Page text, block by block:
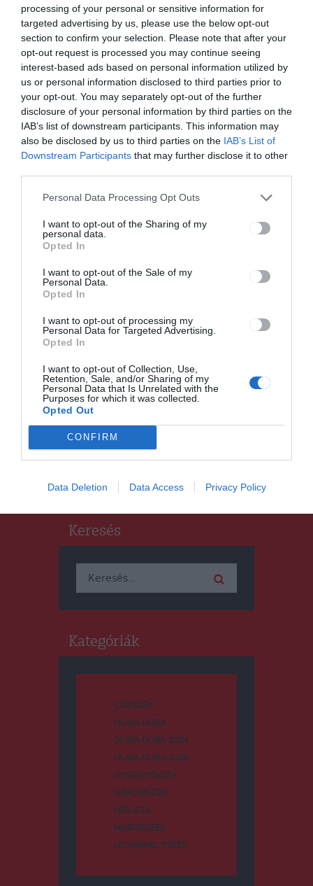
processing of your personal or sensitive information for
targeted advertising by us, please use the below opt-out
section to confirm your selection. Please note that after your
opt-out request is processed you may continue seeing
interest-based ads based on personal information utilized by
us or personal information disclosed to third parties prior to
your opt-out. You may separately opt-out of the further
disclosure of your personal information by third parties on the
IAB’s list of downstream participants. This information may
also be disclosed by us to third parties on the IAB’s List of
Downstream Participants that may further disclose it to other
Personal Data Processing Opt Outs
I want to opt-out of the Sharing of my
personal data.
Opted In
I want to opt-out of the Sale of my
Personal Data.
Opted In
I want to opt-out of processing my
Personal Data for Targeted Advertising.
Opted In
I want to opt-out of Collection, Use,
Retention, Sale, and/or Sharing of my
Personal Data that Is Unrelated with the
Purposes for which it was collected.
Opted Out
CONFIRM
Data Deletion Data Access Privacy Policy
Bejegyzés
navigáció
ELŐZŐ
BEJEGYZÉS
Háromszéke
n negatív a
természetes
szaporulat
KÖVETKEZŐ
BEJEGYZÉS
kórházi
ágyak
Ez is érdekelheti
Közel 500 pályázat
Veszélyesek lehetnek a nem
hivatalos túraútvonalak
Keresés
Keresés:
Kategóriák
CSÍKSZÉK
DUMA DUBA
DUMA DUBA 2024
DUMA DUBA 2026
GYERGYÓSZÉK
HÁROMSZÉK
HÍRLISTA
MAROSSZÉK
UDVARHELYSZÉK